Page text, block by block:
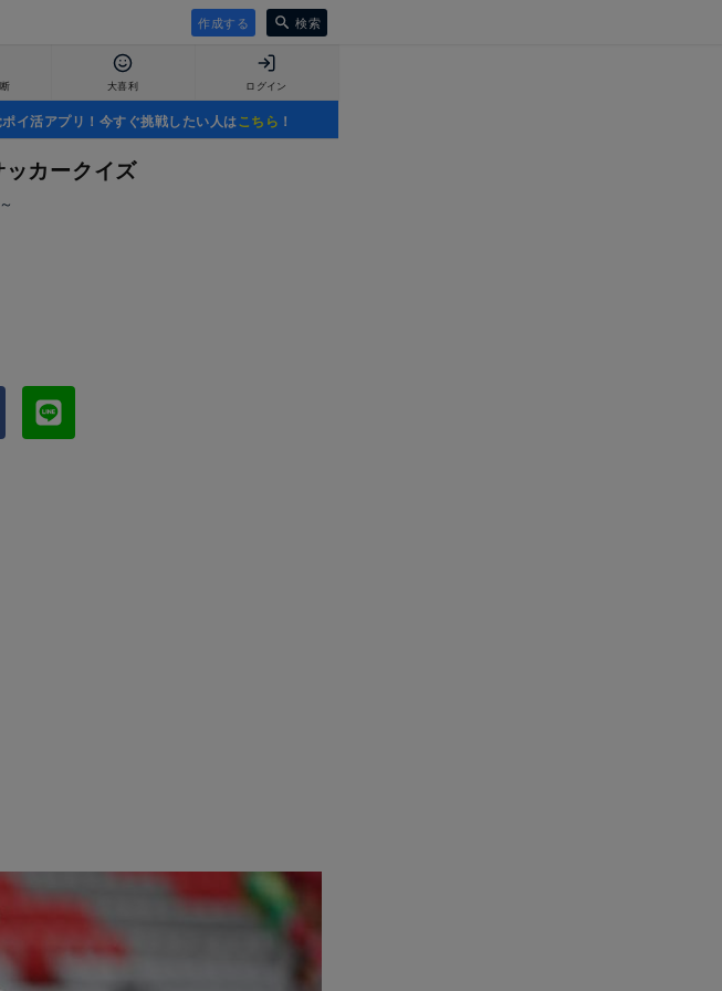
作成する 検索
大喜利 ログイン
イ活アプリ！今すぐ挑戦したい人はこちら ！
カークイズ